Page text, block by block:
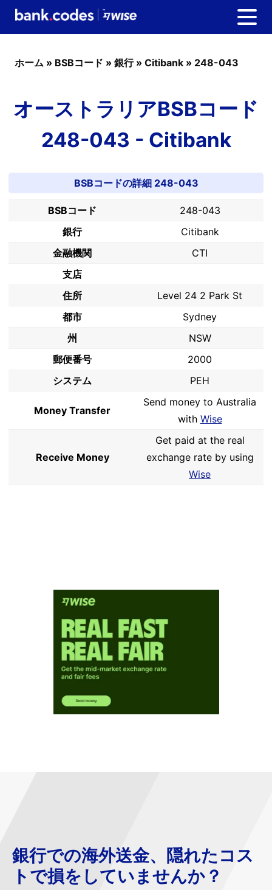
ホーム » BSBコード » 銀行» Citibank » 248-043
オーストラリアBSBコード
248-043 - Citibank
BSBコードの詳細 248-043
BSBコード
248-043
銀行
Citibank
金融機関
CTI
支店
住所
Level 24 2 Park St
都市
Sydney
州
NSW
郵便番号
2000
システム
PEH
Money Transfer
Send money to Australia
with Wise
Receive Money
Get paid at the real
exchange rate by using
Wise
銀行での海外送金、隠れたコス
トで損をしていませんか？